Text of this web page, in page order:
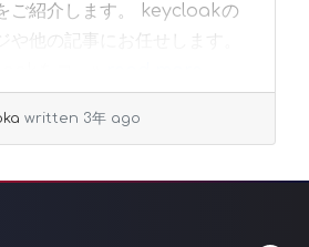
ご紹介します。 keycloakの
や他の記事にお任せします。
written 3年 ago